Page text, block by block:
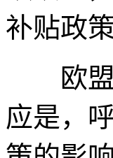
补贴政
欧盟
应是，